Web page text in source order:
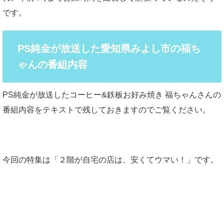
です。
PS純金が放送した愛知県みよし市の福ち
ゃんの番組内容
PS純金が放送したコーヒー&鉄板お好み焼き 福ちゃんさんの
番組内容をテキストで残しておきますのでご覧ください。
今回の特集は「２階が自宅の店は、安くてウマい！」です。